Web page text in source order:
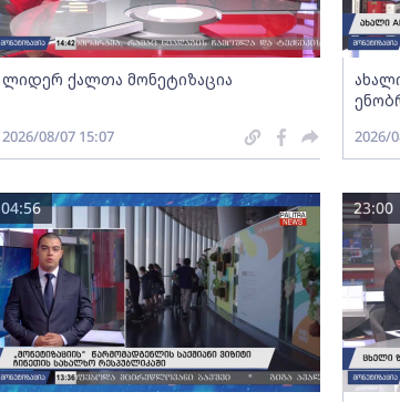
ლიდერ ქალთა მონეტიზაცია
2026/08/07 15:07 2026/
04:56 23:00